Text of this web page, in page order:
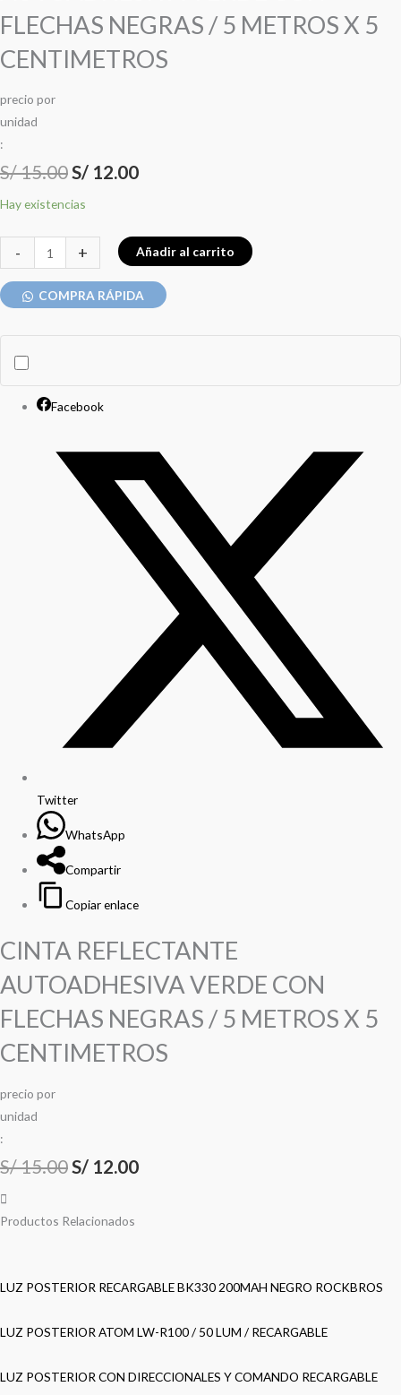
FLECHAS NEGRAS / 5 METROS X 5
CENTIMETROS
precio por
unidad
:
S/15.00S/ 12.00
Hay existencias
- + Añadir al carrito
COMPRA RÁPIDA
Facebook
Twitter
WhatsApp
Compartir
Copiar enlace
CINTA REFLECTANTE
AUTOADHESIVA VERDE CON
FLECHAS NEGRAS / 5 METROS X 5
CENTIMETROS
precio por
unidad
:
S/15.00S/ 12.00
Productos Relacionados
LUZ POSTERIOR RECARGABLE BK330 200MAH NEGRO ROCKBROS
LUZ POSTERIOR ATOM LW-R100 / 50 LUM / RECARGABLE
LUZ POSTERIOR CON DIRECCIONALES Y COMANDO RECARGABLE